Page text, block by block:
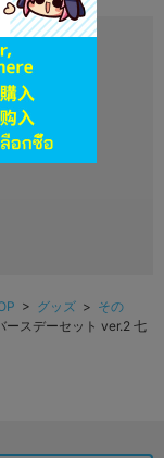
> グッズ > その
スデーセット ver.2 七